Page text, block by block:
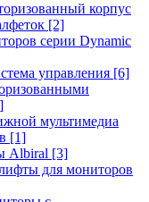
корпус
[2]
серии Dynamic
управления [6]
мультимедиа
[1]
Albiral [3]
для мониторов